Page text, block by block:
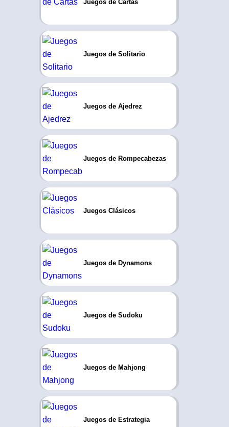
Juegos de Cartas
Juegos de Solitario
Juegos de Ajedrez
Juegos de Rompecabezas
Juegos Clásicos
Juegos de Dynamons
Juegos de Sudoku
Juegos de Mahjong
Juegos de Estrategia